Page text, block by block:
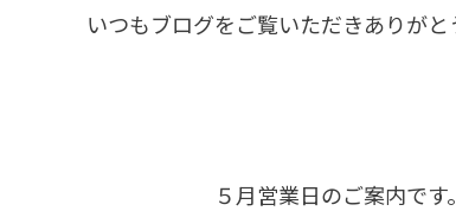
いつもブログをご覧いただきありがと
５月営業日のご案内です。